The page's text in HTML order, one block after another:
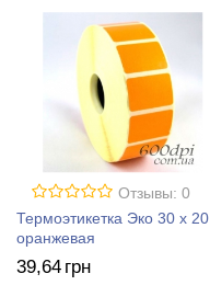
Отзывы: 0
Термоэтикетка Эко 30 x 20
оранжевая
39,64 грн